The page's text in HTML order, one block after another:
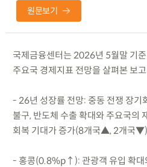
원문보기
국제금융센터는 2026년 5월말 기
주요국 경제지표 전망을 살펴본 보
- 26년 성장률 전망: 중동 전쟁 장기
불구, 반도체 수출 확대와 주요국의
회복 기대가 증가(8개국▲, 2개국▼)
- 홍콩(0.8%p↑): 관광객 유입 확대